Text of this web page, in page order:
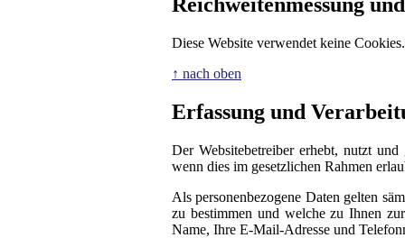
Reichweitenmessung
Diese Website verwendet keine Cookies.
↑ nach oben
Erfassung und
Der Websitebetreiber erhebt, nutzt
wenn dies im gesetzlichen Rahmen
Als personenbezogene Daten gelten
zu bestimmen und welche zu Ihnen
Name, Ihre E-Mail-Adresse und